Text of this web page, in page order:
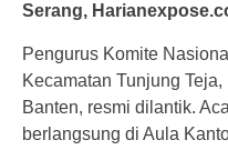
Serang,
Pengurus Komite
Kecamatan Tunjung
Banten, resmi dilantik.
berlangsung di Aula